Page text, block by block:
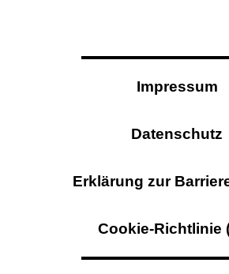
Impressum
Datenschutz
Erklärung zur
Cookie-Richtlinie